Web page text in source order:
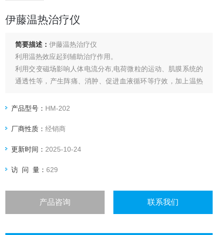
伊藤温热治疗仪
简要描述：伊藤温热治疗仪
利用温热效应起到辅助治疗作用。
利用交变磁场影响人体电流分布,电荷微粒的运动、肌膜系统的
通透性等，产生阵痛、消肿、促进血液循环等疗效，加上温热
肩周炎、骨折、乳腺炎、注射后硬结、颈肩腰腿痛、支气管
腔yan等。
产品型号： HM-202
厂商性质：经销商
更新时间： 2025-10-24
访 问 量：629
产品咨询 联系我们